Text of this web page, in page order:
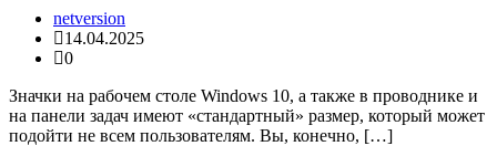
netversion
14.04.2025
0
Значки на рабочем столе Windows 10, а также в проводнике и
на панели задач имеют «стандартный» размер, который может
подойти не всем пользователям. Вы, конечно, […]